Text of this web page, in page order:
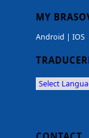
MY
Android | IOS